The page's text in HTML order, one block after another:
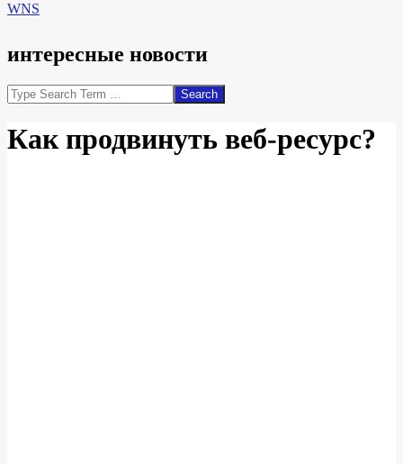
WNS
интересные новости
Search
Как продвинуть веб-ресурс?